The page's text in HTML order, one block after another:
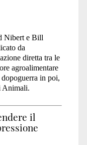
Nibert e Bill
da
diretta tra le
agroalimentare
in poi,
Animali.
il